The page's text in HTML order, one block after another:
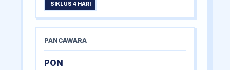
SIKLUS 4 HARI
PANCAWARA
PON